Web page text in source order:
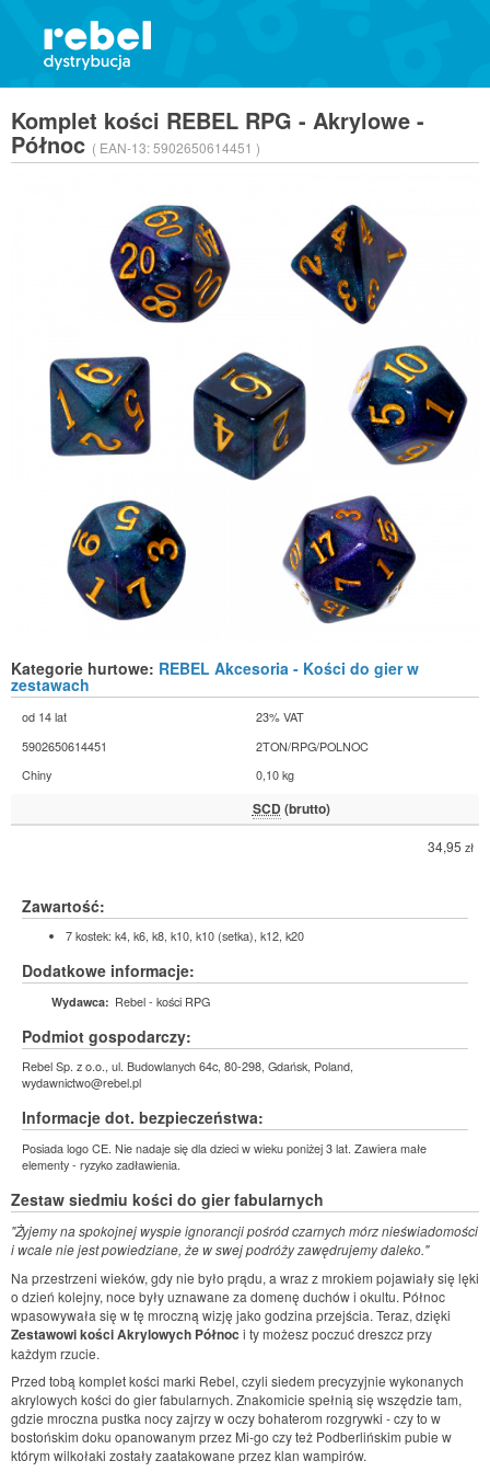
Komplet kości REBEL RPG - Akrylowe -
Północ ( EAN-13:5902650614451 )
Kategorie hurtowe: REBEL Akcesoria - Kości do gier w
zestawach
od 14 lat
23% VAT
5902650614451
2TON/RPG/POLNOC
Chiny
0,10 kg
SCD (brutto)
34,95 zł
Zawartość:
7 kostek: k4, k6, k8, k10, k10 (setka), k12, k20
Dodatkowe informacje:
Wydawca: Rebel - kości RPG
Podmiot gospodarczy:
Rebel Sp. z o.o., ul. Budowlanych 64c, 80-298, Gdańsk, Poland,
wydawnictwo@rebel.pl
Informacje dot. bezpieczeństwa:
Posiada logo CE. Nie nadaje się dla dzieci w wieku poniżej 3 lat. Zawiera małe
elementy - ryzyko zadławienia.
Zestaw siedmiu kości do gier fabularnych
"Żyjemy na spokojnej wyspie ignorancji pośród czarnych mórz nieświadomości
i wcale nie jest powiedziane, że w swej podróży zawędrujemy daleko."
Na przestrzeni wieków, gdy nie było prądu, a wraz z mrokiem pojawiały się lęki
o dzień kolejny, noce były uznawane za domenę duchów i okultu. Północ
wpasowywała się w tę mroczną wizję jako godzina przejścia. Teraz, dzięki
Zestawowi kości Akrylowych Północ i ty możesz poczuć dreszcz przy
każdym rzucie.
Przed tobą komplet kości marki Rebel, czyli siedem precyzyjnie wykonanych
akrylowych kości do gier fabularnych. Znakomicie spełnią się wszędzie tam,
gdzie mroczna pustka nocy zajrzy w oczy bohaterom rozgrywki - czy to w
bostońskim doku opanowanym przez Mi-go czy też Podberlińskim pubie w
którym wilkołaki zostały zaatakowane przez klan wampirów.